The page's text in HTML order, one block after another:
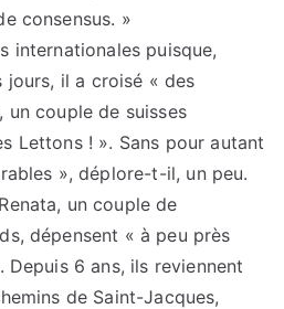
consensus. »
internationales puisque,
jours, il a croisé « des
un couple de suisses
Lettons ! ». Sans pour autant
», déplore-t-il, un peu.
un couple de
dépensent « à peu près
6 ans, ils reviennent
de Saint-Jacques,